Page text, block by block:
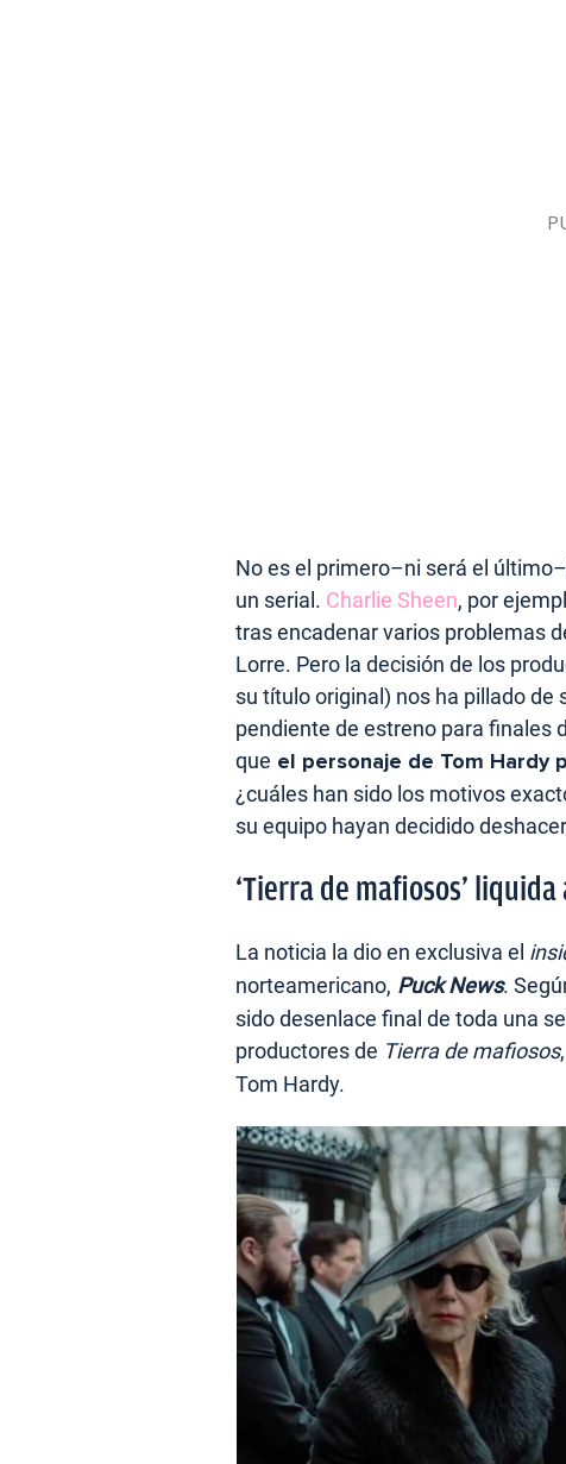
No es el primero–ni será el
un serial. Charlie Sheen, por
tras encadenar varios problemas
Lorre. Pero la decisión de los
su título original) nos ha pillado
pendiente de estreno para finales
que el personaje de Tom Hardy
¿cuáles han sido los motivos
su equipo hayan decidido
‘Tierra de mafiosos’
La noticia la dio en exclusiva el
norteamericano, Puck News.
sido desenlace final de toda una
productores de Tierra de mafiosos,
Tom Hardy.